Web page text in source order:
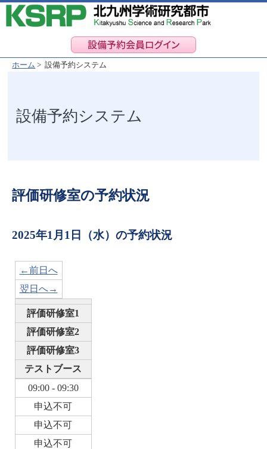
ホーム > 設備予約システム
設備予約システム
評価研修室の予約状況
2025年1月1日（水）の予約状況
←前日へ
翌日へ→
評価研修室1
評価研修室2
評価研修室3
テストブース
09:00 - 09:30
申込不可
申込不可
申込不可